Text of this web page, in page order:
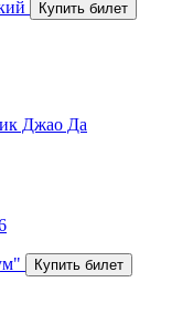
Джао Да